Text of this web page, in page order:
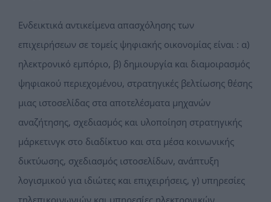
Ενδεικτικά αντικείμενα απασχόλησης των
επιχειρήσεων σε τομείς ψηφιακής οικονομίας είναι : α)
ηλεκτρονικό εμπόριο, β) δημιουργία και διαμοιρασμός
ψηφιακού περιεχομένου, στρατηγικές βελτίωσης θέσης
μιας ιστοσελίδας στα αποτελέσματα μηχανών
αναζήτησης, σχεδιασμός και υλοποίηση στρατηγικής
μάρκετινγκ στο διαδίκτυο και στα μέσα κοινωνικής
δικτύωσης, σχεδιασμός ιστοσελίδων, ανάπτυξη
λογισμικού για ιδιώτες και επιχειρήσεις, γ) υπηρεσίες
τηλεπικοινωνιών και υπηρεσίες ηλεκτρονικών